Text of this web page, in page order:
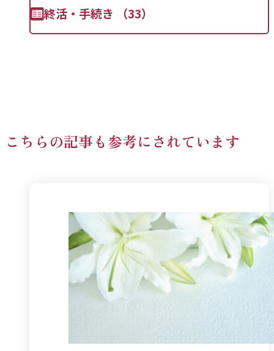
終活・手続き （33）
こちらの記事も参考にされています